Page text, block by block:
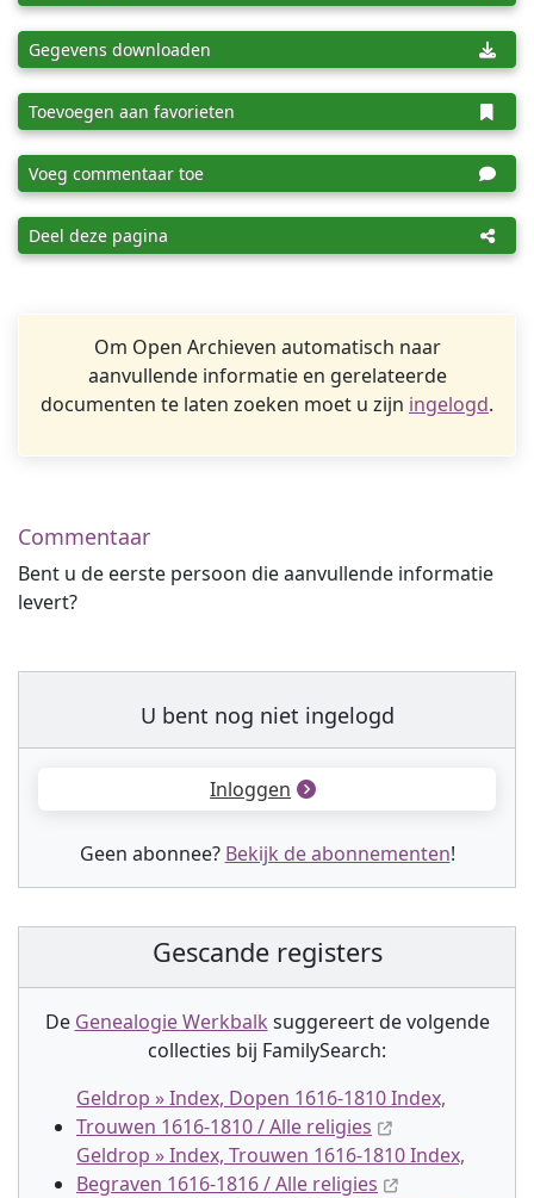
Gegevens downloaden
Toevoegen aan favorieten
Voeg commentaar toe
Deel deze pagina
Om Open Archieven automatisch naar
aanvullende informatie en gerelateerde
documenten te laten zoeken moet u zijn ingelogd.
Commentaar
Bent u de eerste persoon die aanvullende informatie
levert?
U bent nog niet ingelogd
Inloggen
Geen abonnee? Bekijk de abonnementen!
Gescande registers
De Genealogie Werkbalk suggereert de volgende
collecties bij FamilySearch:
Geldrop » Index, Dopen 1616-1810 Index,
Trouwen 1616-1810 / Alle religies
Geldrop » Index, Trouwen 1616-1810 Index,
Begraven 1616-1816 / Alle religies